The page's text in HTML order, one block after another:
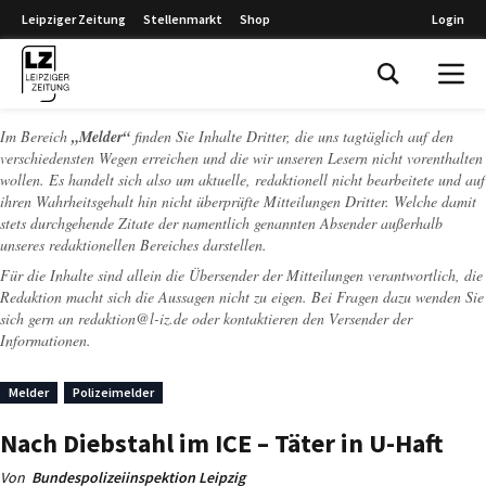
Leipziger Zeitung Stellenmarkt Shop Login
Im Bereich „Melder“ finden Sie Inhalte Dritter, die uns tagtäglich auf den
verschiedensten Wegen erreichen und die wir unseren Lesern nicht vorenthalten
wollen. Es handelt sich also um aktuelle, redaktionell nicht bearbeitete und auf
ihren Wahrheitsgehalt hin nicht überprüfte Mitteilungen Dritter. Welche damit
stets durchgehende Zitate der namentlich genannten Absender außerhalb
unseres redaktionellen Bereiches darstellen.
Für die Inhalte sind allein die Übersender der Mitteilungen verantwortlich, die
Redaktion macht sich die Aussagen nicht zu eigen. Bei Fragen dazu wenden Sie
sich gern an redaktion@l-iz.de oder kontaktieren den Versender der
Informationen.
Melder Polizeimelder
Nach Diebstahl im ICE – Täter in U-Haft
Von Bundespolizeiinspektion Leipzig